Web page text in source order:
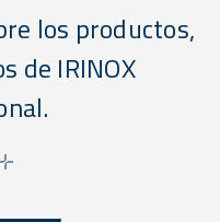
los productos,
de IRINOX